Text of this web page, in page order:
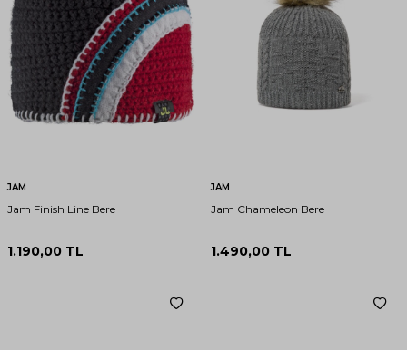
JAM
Jam Finish Line Bere
1.190,00 TL
JAM
Jam Chameleon Bere
1.490,00 TL